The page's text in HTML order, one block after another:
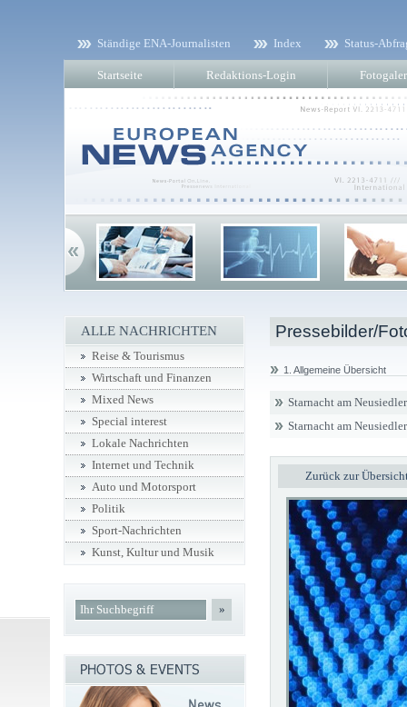
Ständige ENA-Journalisten Index Status-
Startseite Redaktions-Login
Pressebilder/
1. Allgemeine Übersicht
Starnacht am
Starnacht am
Zurück zur
ALLE NACHRICHTEN
Reise & Tourismus
Wirtschaft und Finanzen
Mixed News
Special interest
Lokale Nachrichten
Internet und Technik
Auto und Motorsport
Politik
Sport-Nachrichten
Kunst, Kultur und Musik
»